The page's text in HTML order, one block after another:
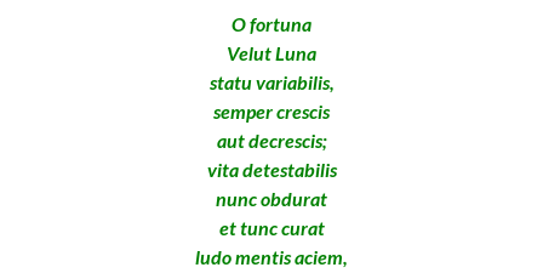
O fortuna
Velut Luna
statu variabilis,
semper crescis
aut decrescis;
vita detestabilis
nunc obdurat
et tunc curat
ludo mentis aciem,